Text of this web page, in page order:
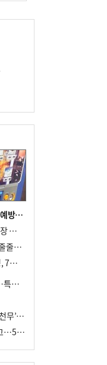
…
사
삼
노동자 살인 폭염과 사투…회사는 산재 예방·전기료 절감 전력
강서구 기간제노동자 사망, 전임 부구청장 檢 송치
중대재해법 위헌제청 파장…관련 재판 줄줄이 브레이크
한화에어로 폭발사고 희생자 5명 중 3명, 7일 영면
한화에어로스페이스, 4·5일 공정중단…특별 안전점검
한화에어로 대전공장 생산 일부중단…‘천무’ 수출 비상
한화에어로스페이스 대전공장 폭발 사고…5명 사망·2명 부상(종합)